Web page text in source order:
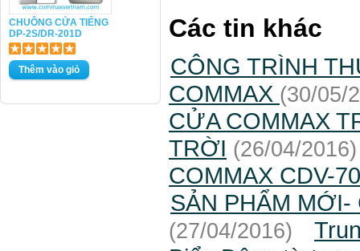
CHUÔNG CỬA TIẾNG
DP-2S/DR-201D
Các tin khác
CÔNG TRÌNH
COMMAX (30/05/
CỬA COMMAX
TRỜI (26/04/2016)
COMMAX CDV-
SẢN PHẨM
(27/04/2016)